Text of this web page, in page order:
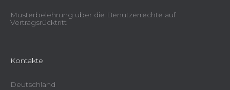
Musterbelehrung über die Benutzerrechte auf
Vertragsrücktritt
Kontakte
Deutschland